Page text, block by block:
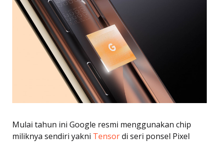
Mulai tahun ini Google resmi menggunakan chip
miliknya sendiri yakni Tensordi seri ponsel Pixel